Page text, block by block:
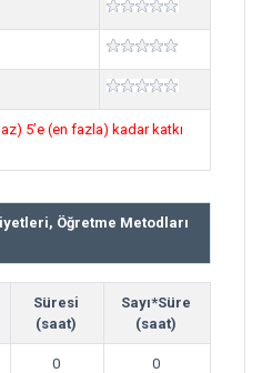
az) 5’e (en fazla) kadar katkı
Öğretme Metodları
Süresi
(saat)
Sayı*Süre
(saat)
0 0